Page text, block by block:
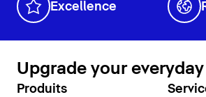
Excellence
Upgrade your everyday
Produits